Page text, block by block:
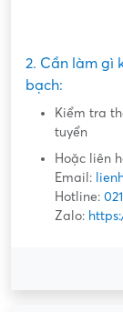
2. Cần làm gì
bạch:
Kiểm tra
tuyển
Hoặc liên
Email:
Hotline:
Zalo: